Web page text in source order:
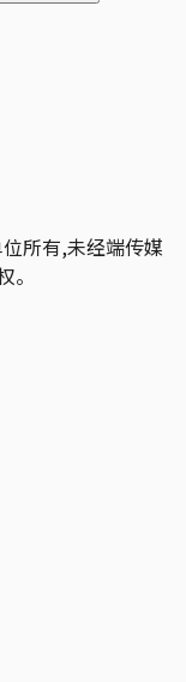
所有,未经端传媒